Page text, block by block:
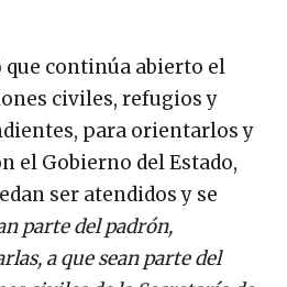
continúa abierto el
civiles, refugios y
para orientarlos y
el Gobierno del Estado,
ser atendidos y se
parte del padrón,
a que sean parte del